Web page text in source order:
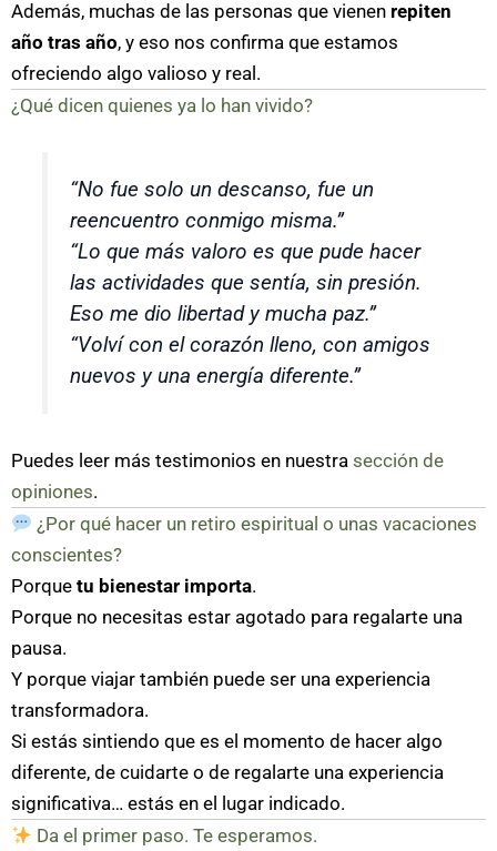
Además, muchas de las personas que vienen repiten
año tras año, y eso nos confirma que estamos
ofreciendo algo valioso y real.
¿Qué dicen quienes ya lo han vivido?
“No fue solo un descanso, fue un
reencuentro conmigo misma.”
“Lo que más valoro es que pude hacer
las actividades que sentía, sin presión.
Eso me dio libertad y mucha paz.”
“Volví con el corazón lleno, con amigos
nuevos y una energía diferente.”
Puedes leer más testimonios en nuestra sección de
opiniones.
¿Por qué hacer un retiro espiritual o unas vacaciones
conscientes?
Porque tu bienestar importa.
Porque no necesitas estar agotado para regalarte una
pausa.
Y porque viajar también puede ser una experiencia
transformadora.
Si estás sintiendo que es el momento de hacer algo
diferente, de cuidarte o de regalarte una experiencia
significativa… estás en el lugar indicado.
Da el primer paso. Te esperamos.